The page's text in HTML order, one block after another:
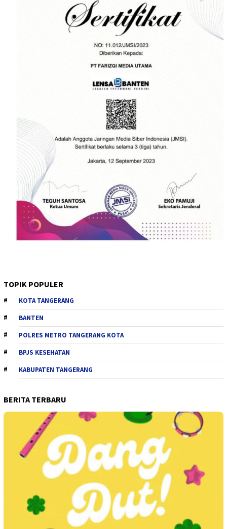
TOPIK POPULER
KOTA TANGERANG
BANTEN
POLRES METRO TANGERANG KOTA
BPJS KESEHATAN
KABUPATEN TANGERANG
BERITA TERBARU